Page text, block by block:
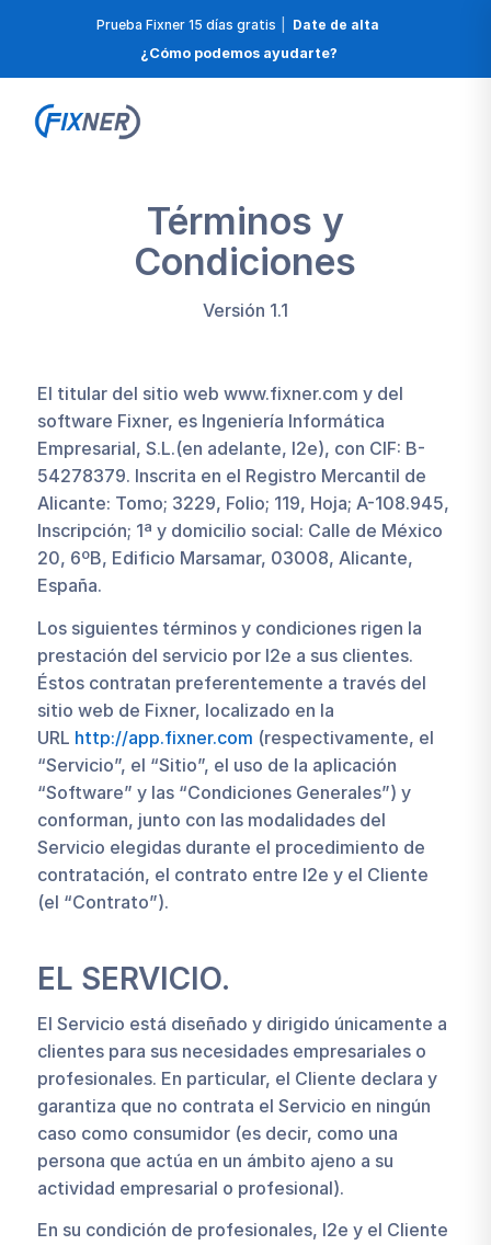
Prueba Fixner 15 días gratis
Date de alta
¿Cómo podemos ayudarte?
Términos y
Condiciones
Versión 1.1
El titular del sitio web www.fixner.com y del
software Fixner, es Ingeniería Informática
Empresarial, S.L.(en adelante, I2e), con CIF: B-
54278379. Inscrita en el Registro Mercantil de
Alicante: Tomo; 3229, Folio; 119, Hoja; A-108.945,
Inscripción; 1ª y domicilio social: Calle de México
20, 6ºB, Edificio Marsamar, 03008, Alicante,
España.
Los siguientes términos y condiciones rigen la
prestación del servicio por I2e a sus clientes.
Éstos contratan preferentemente a través del
sitio web de Fixner, localizado en la
URL http://app.fixner.com (respectivamente, el
“Servicio”, el “Sitio”, el uso de la aplicación
“Software” y las “Condiciones Generales”) y
conforman, junto con las modalidades del
Servicio elegidas durante el procedimiento de
contratación, el contrato entre I2e y el Cliente
(el “Contrato”).
EL SERVICIO.
El Servicio está diseñado y dirigido únicamente a
clientes para sus necesidades empresariales o
profesionales. En particular, el Cliente declara y
garantiza que no contrata el Servicio en ningún
caso como consumidor (es decir, como una
persona que actúa en un ámbito ajeno a su
actividad empresarial o profesional).
En su condición de profesionales, I2e y el Cliente